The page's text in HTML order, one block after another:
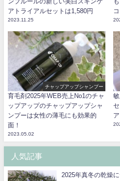
アトライアルセットは1,580円
2023.11.25
チャップアップシャンプー
育毛剤2025年WEB売上No1のチャ
ップアップのチャップアップシャ
ンプーは女性の薄毛にも効果的
面！
2023.05.02
人気記事
2025年真冬の乾燥